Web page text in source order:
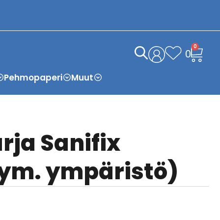
0
0
Pehmopaperi Muut
Sanifix
ympäristö)